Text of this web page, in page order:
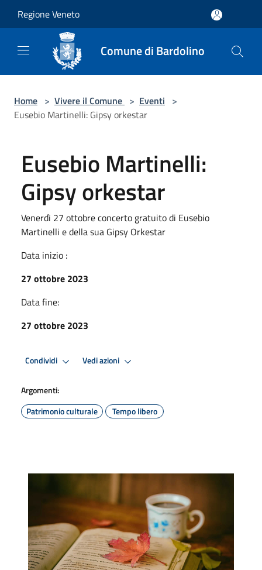
Regione Veneto
Comune di Bardolino
Home > Vivere il Comune > Eventi >
Eusebio Martinelli: Gipsy orkestar
Eusebio Martinelli:
Gipsy orkestar
Venerdì 27 ottobre concerto gratuito di Eusebio
Martinelli e della sua Gipsy Orkestar
Data inizio :
27 ottobre 2023
Data fine:
27 ottobre 2023
Condividi Vedi azioni
Argomenti:
Patrimonio culturale
Tempo libero